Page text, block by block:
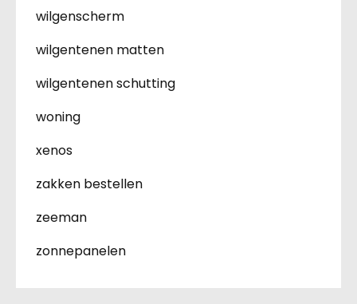
wilgenscherm
wilgentenen matten
wilgentenen schutting
woning
xenos
zakken bestellen
zeeman
zonnepanelen